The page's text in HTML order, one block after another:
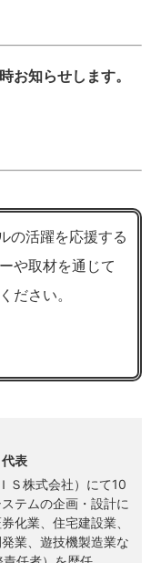
知らせします。
の活躍を応援する
や取材を通じて
ださい。
表
Ｓ株式会社）にて10
テムの企画・設計に
化業、住宅建設業、
業、遊技機製造業な